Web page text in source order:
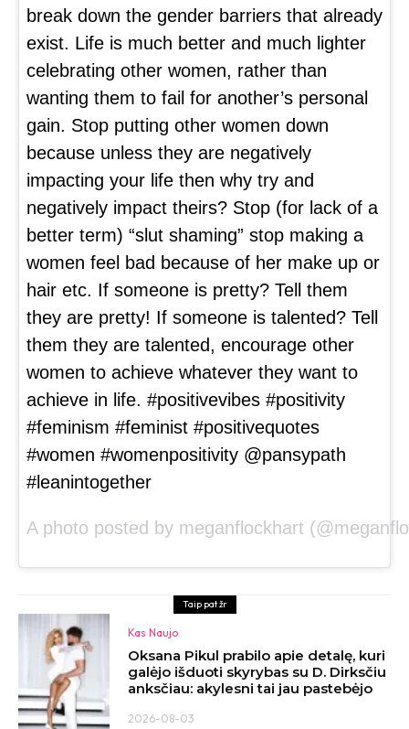
break down the gender barriers that already
exist. Life is much better and much lighter
celebrating other women, rather than
wanting them to fail for another’s personal
gain. Stop putting other women down
because unless they are negatively
impacting your life then why try and
negatively impact theirs? Stop (for lack of a
better term) “slut shaming” stop making a
women feel bad because of her make up or
hair etc. If someone is pretty? Tell them
they are pretty! If someone is talented? Tell
them they are talented, encourage other
women to achieve whatever they want to
achieve in life. #positivevibes #positivity
#feminism #feminist #positivequotes
#women #womenpositivity @pansypath
#leanintogether
A photo posted by meganflockhart
Taip pat žr
Kas Naujo
Oksana Pikul prabilo apie detalę, kuri
galėjo išduoti skyrybas su D. Dirksčiu
anksčiau: akylesni tai jau pastebėjo
2026-08-03